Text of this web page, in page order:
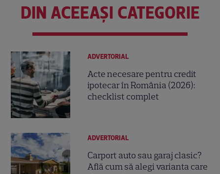
DIN ACEEAȘI CATEGORIE
ADVERTORIAL
Acte necesare pentru credit
ipotecar în România (2026):
checklist complet
ADVERTORIAL
Carport auto sau garaj clasic?
Află cum să alegi varianta care